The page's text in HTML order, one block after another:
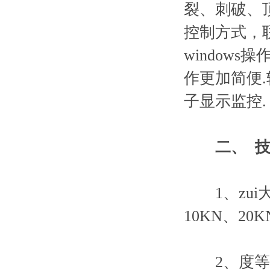
裂、刺破、
控制方式，
windows操
作更加简便
子显示监控.
二、
1、zui大
10KN、
2、度等